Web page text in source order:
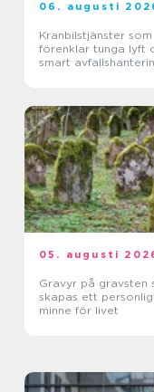
06. augusti
Kranbilstjänster som
förenklar tunga lyft
smart
05. augusti
Gravyr på gravsten så
skapas ett
minne för livet